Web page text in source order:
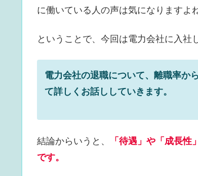
に働いている人の声は気になりますよ
ということで、今回は電力会社に入社
電力会社の退職について、離職率か
て詳しくお話ししていきます。
結論からいうと、
「待遇」や「成長
です。